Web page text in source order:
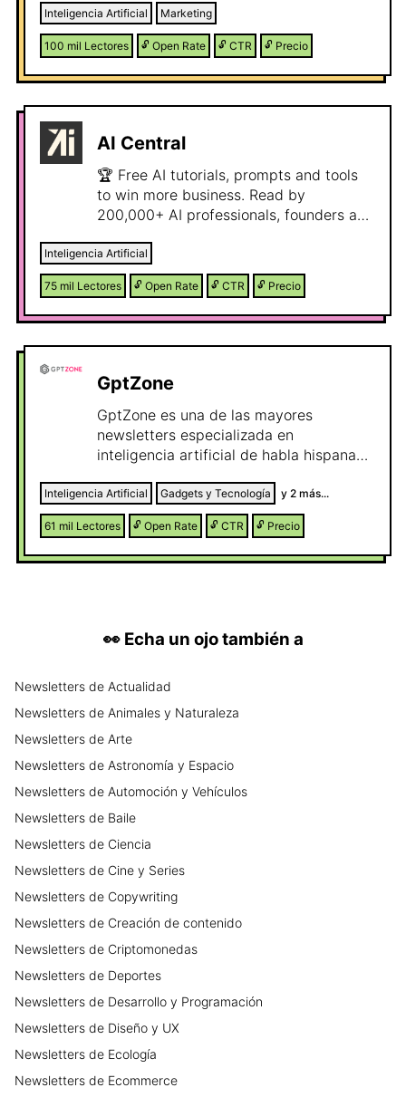
Inteligencia Artificial Marketing
100 mil Lectores 🔓 Open Rate 🔓 CTR 🔓 Precio
AI Central
🏆 Free AI tutorials, prompts and tools
to win more business. Read by
200,000+ AI professionals, founders and
Inteligencia Artificial
75 mil Lectores 🔓 Open Rate 🔓 CTR 🔓 Precio
GptZone
GptZone es una de las mayores
newsletters especializada en
inteligencia artificial de habla hispana
altamente interesada en innovación,
productividad y negocio online.
Compartimos las novedades más
relevantes del ecosistema AI, análisis de
emprendedores y perfiles tech. Nuestra
comunidad está formada por lectores
marketing, automatización, startups y
nuevas tecnologías, lo que convierte a
GptZone en un canal ideal para marcas
audiencia cualificada, curiosa y con
intención real de descubrimiento y
compra. A través de un formato directo,
a miles de lectores a mantenerse al día
y aplicar la inteligencia artificial en su
trabajo y negocio.
Inteligencia Artificial Gadgets y Tecnología y 2 más...
61 mil Lectores 🔓 Open Rate 🔓 CTR 🔓 Precio
👀 Echa un ojo también a
Newsletters de Actualidad
Newsletters de Animales y Naturaleza
Newsletters de Arte
Newsletters de Astronomía y Espacio
Newsletters de Automoción y Vehículos
Newsletters de Baile
Newsletters de Ciencia
Newsletters de Cine y Series
Newsletters de Copywriting
Newsletters de Creación de contenido
Newsletters de Criptomonedas
Newsletters de Deportes
Newsletters de Desarrollo y Programación
Newsletters de Diseño y UX
Newsletters de Ecología
Newsletters de Ecommerce